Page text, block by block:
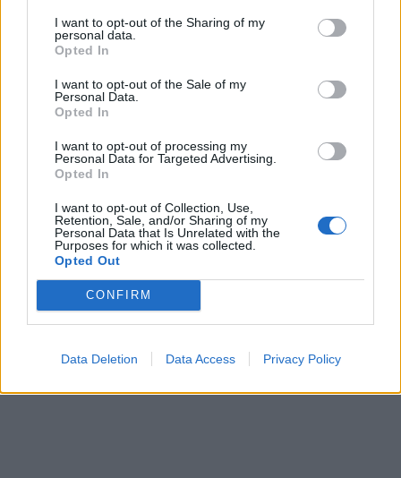
I want to opt-out of the Sharing of my
personal data.
Opted In
I want to opt-out of the Sale of my
Personal Data.
Opted In
I want to opt-out of processing my
Personal Data for Targeted Advertising.
Opted In
I want to opt-out of Collection, Use,
Retention, Sale, and/or Sharing of my
Personal Data that Is Unrelated with the
Purposes for which it was collected.
Opted Out
CONFIRM
Data Deletion Data Access Privacy Policy
ζεστές περιοχές
12:47
Νέος "φόρος" στα τσιγάρα για τις πυρκαγιές: Η
πρόταση για να πληρώνουν οι καπνοβιομηχανίες
350 εκατ. ευρώ τον χρόνο
12:15
– Ποιοι γονείς το δικαιούνται
11:34